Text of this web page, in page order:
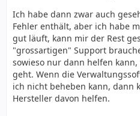
Ich habe dann zwar auch
Fehler enthält, aber ich habe
gut läuft, kann mir der Rest
"grossartigen" Support
sowieso nur dann helfen
geht. Wenn die
ich nicht beheben kann, dann
Hersteller davon helfen.